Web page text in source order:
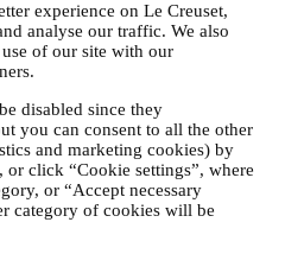
experience on Le Creuset,
analyse our traffic. We also
of our site with our
disabled since they
you can consent to all the other
and marketing cookies) by
click “Cookie settings”, where
or “Accept necessary
category of cookies will be
electrónico), para registrar una
como usuario invitado, o para
de marketing
en la tienda.
fecha y hora de compra,
y pagos y detalles, para
en línea (por ejemplo,
su dirección IP, versión del
duración de la visita, usuario
recopilados durante sus